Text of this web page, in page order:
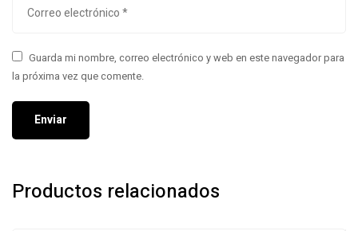
Guarda mi nombre, correo electrónico y web en este navegador para
la próxima vez que comente.
Productos relacionados